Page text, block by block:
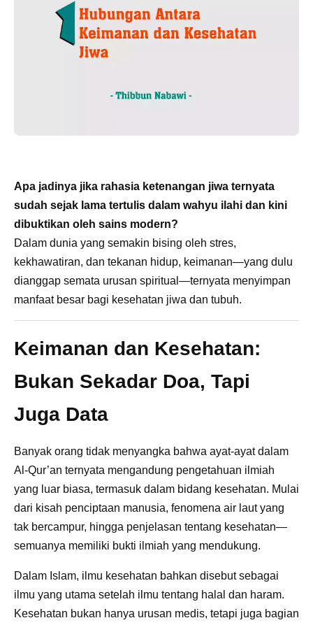
Apa jadinya jika rahasia ketenangan jiwa ternyata
sudah sejak lama tertulis dalam wahyu ilahi dan kini
dibuktikan oleh sains modern?
Dalam dunia yang semakin bising oleh stres,
kekhawatiran, dan tekanan hidup, keimanan—yang dulu
dianggap semata urusan spiritual—ternyata menyimpan
manfaat besar bagi kesehatan jiwa dan tubuh.
Keimanan dan Kesehatan:
Bukan Sekadar Doa, Tapi
Juga Data
Banyak orang tidak menyangka bahwa ayat-ayat dalam
Al-Qur’an ternyata mengandung pengetahuan ilmiah
yang luar biasa, termasuk dalam bidang kesehatan. Mulai
dari kisah penciptaan manusia, fenomena air laut yang
tak bercampur, hingga penjelasan tentang kesehatan—
semuanya memiliki bukti ilmiah yang mendukung.
Dalam Islam, ilmu kesehatan bahkan disebut sebagai
ilmu yang utama setelah ilmu tentang halal dan haram.
Kesehatan bukan hanya urusan medis, tetapi juga bagian